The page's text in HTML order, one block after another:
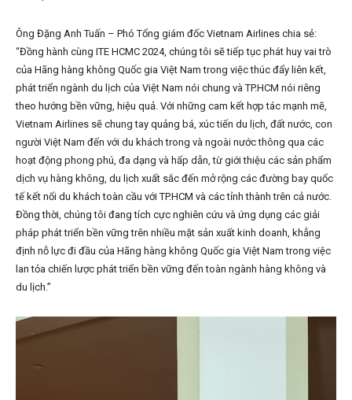
Ông Đặng Anh Tuấn – Phó Tổng giám đốc Vietnam Airlines chia sẻ:
“Đồng hành cùng ITE HCMC 2024, chúng tôi sẽ tiếp tục phát huy vai trò
của Hãng hàng không Quốc gia Việt Nam trong việc thúc đẩy liên kết,
phát triển ngành du lịch của Việt Nam nói chung và TP.HCM nói riêng
theo hướng bền vững, hiệu quả. Với những cam kết hợp tác mạnh mẽ,
Vietnam Airlines sẽ chung tay quảng bá, xúc tiến du lịch, đất nước, con
người Việt Nam đến với du khách trong và ngoài nước thông qua các
hoạt động phong phú, đa dạng và hấp dẫn, từ giới thiệu các sản phẩm
dịch vụ hàng không, du lịch xuất sắc đến mở rộng các đường bay quốc
tế kết nối du khách toàn cầu với TP.HCM và các tỉnh thành trên cả nước.
Đồng thời, chúng tôi đang tích cực nghiên cứu và ứng dụng các giải
pháp phát triển bền vững trên nhiều mặt sản xuất kinh doanh, khẳng
định nỗ lực đi đầu của Hãng hàng không Quốc gia Việt Nam trong việc
lan tỏa chiến lược phát triển bền vững đến toàn ngành hàng không và
du lịch.”